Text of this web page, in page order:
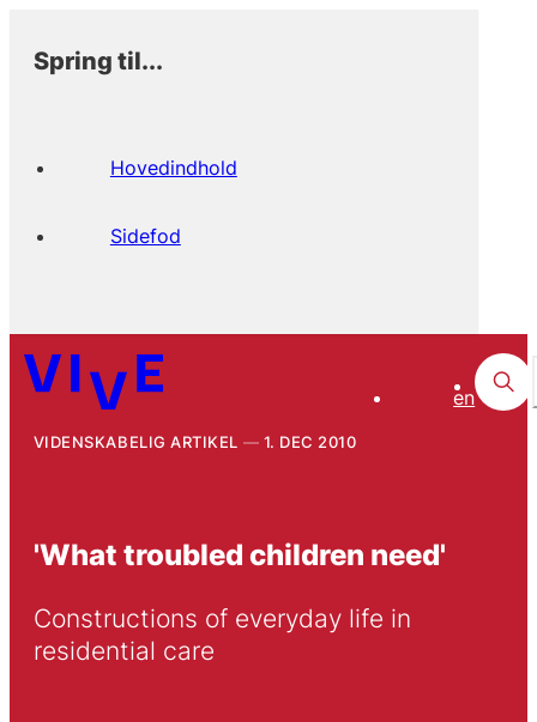
Spring til...
Hovedindhold
Sidefod
en
VIDENSKABELIG ARTIKEL 1. DEC 2010
'What troubled children need'
Constructions of everyday life in
residential care